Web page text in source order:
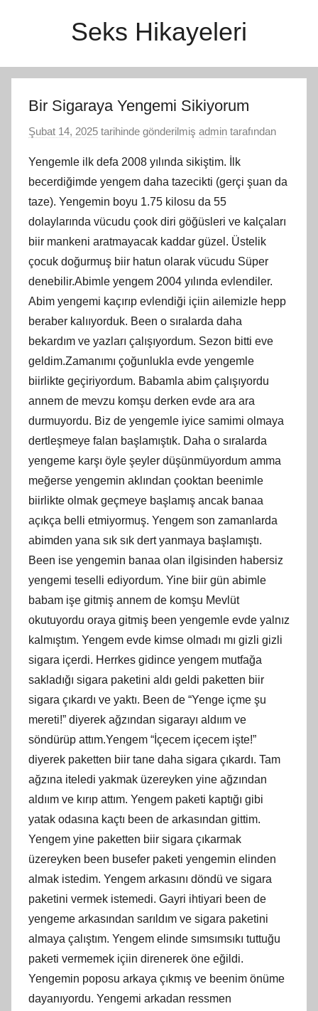
Seks Hikayeleri
Bir Sigaraya Yengemi Sikiyorum
Şubat 14, 2025 tarihinde gönderilmiş admin tarafından
Yengemle ilk defa 2008 yılında sikiştim. İlk
becerdiğimde yengem daha tazecikti (gerçi şuan da
taze). Yengemin boyu 1.75 kilosu da 55
dolaylarında vücudu çook diri göğüsleri ve kalçaları
biir mankeni aratmayacak kaddar güzel. Üstelik
çocuk doğurmuş biir hatun olarak vücudu Süper
denebilir.Abimle yengem 2004 yılında evlendiler.
Abim yengemi kaçırıp evlendiği içiin ailemizle hepp
beraber kalııyorduk. Been o sıralarda daha
bekardım ve yazları çalışıyordum. Sezon bitti eve
geldim.Zamanımı çoğunlukla evde yengemle
biirlikte geçiriyordum. Babamla abim çalışıyordu
annem de mevzu komşu derken evde ara ara
durmuyordu. Biz de yengemle iyice samimi olmaya
dertleşmeye falan başlamıştık. Daha o sıralarda
yengeme karşı öyle şeyler düşünmüyordum amma
meğerse yengemin aklından çooktan beenimle
biirlikte olmak geçmeye başlamış ancak banaa
açıkça belli etmiyormuş. Yengem son zamanlarda
abimden yana sık sık dert yanmaya başlamıştı.
Been ise yengemin banaa olan ilgisinden habersiz
yengemi teselli ediyordum. Yine biir gün abimle
babam işe gitmiş annem de komşu Mevlüt
okutuyordu oraya gitmiş been yengemle evde yalnız
kalmıştım. Yengem evde kimse olmadı mı gizli gizli
sigara içerdi. Herrkes gidince yengem mutfağa
sakladığı sigara paketini aldı geldi paketten biir
sigara çıkardı ve yaktı. Been de “Yenge içme şu
mereti!” diyerek ağzından sigarayı aldıım ve
söndürüp attım.Yengem “İçecem içecem işte!”
diyerek paketten biir tane daha sigara çıkardı. Tam
ağzına iteledi yakmak üzereyken yine ağzından
aldıım ve kırıp attım. Yengem paketi kaptığı gibi
yatak odasına kaçtı been de arkasından gittim.
Yengem yine paketten biir sigara çıkarmak
üzereyken been busefer paketi yengemin elinden
almak istedim. Yengem arkasını döndü ve sigara
paketini vermek istemedi. Gayri ihtiyari been de
yengeme arkasından sarıldım ve sigara paketini
almaya çalıştım. Yengem elinde sımsımsıkı tuttuğu
paketi vermemek içiin direnerek öne eğildi.
Yengemin poposu arkaya çıkmış ve beenim önüme
dayanıyordu. Yengemi arkadan ressmen